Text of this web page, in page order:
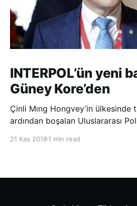
INTERPOL’ün yeni
Güney Kore’den
Çinli Mıng Hongvey’in ülkesinde
ardından boşalan Uluslararası
21 Kas 2018 1 min read